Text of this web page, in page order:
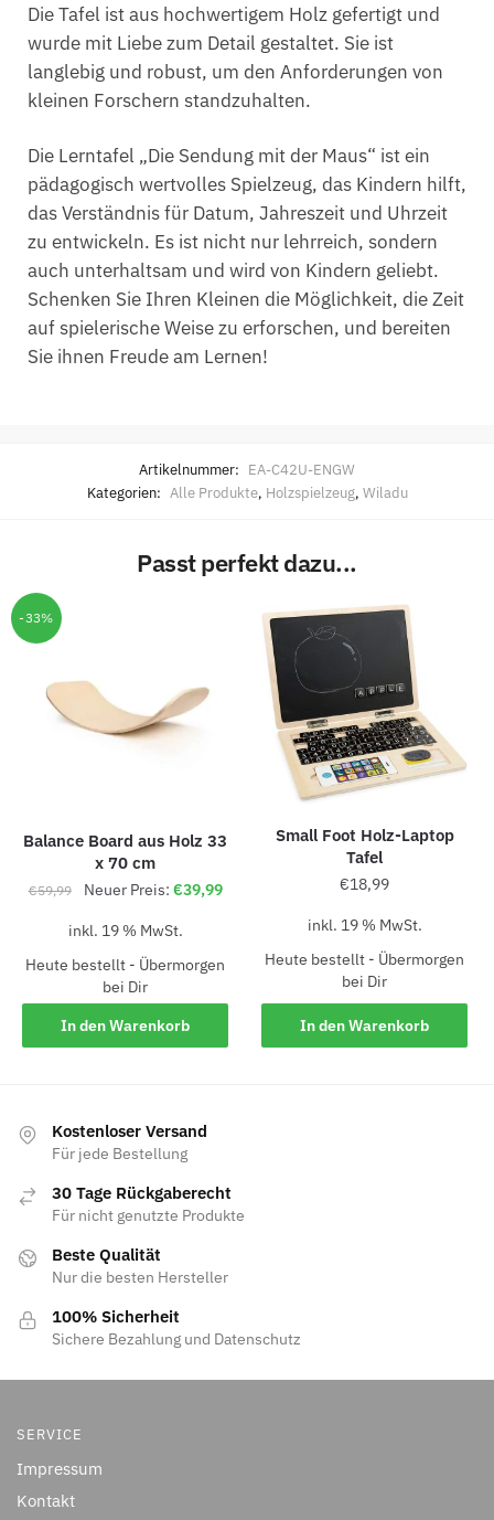
Die Tafel ist aus hochwertigem Holz gefertigt und
wurde mit Liebe zum Detail gestaltet. Sie ist
langlebig und robust, um den Anforderungen von
kleinen Forschern standzuhalten.
Die Lerntafel „Die Sendung mit der Maus“ ist ein
pädagogisch wertvolles Spielzeug, das Kindern hilft,
das Verständnis für Datum, Jahreszeit und Uhrzeit
zu entwickeln. Es ist nicht nur lehrreich, sondern
auch unterhaltsam und wird von Kindern geliebt.
Schenken Sie Ihren Kleinen die Möglichkeit, die Zeit
auf spielerische Weise zu erforschen, und bereiten
Sie ihnen Freude am Lernen!
Artikelnummer: EA-C42U-ENGW
Kategorien: Alle Produkte, Holzspielzeug, Wiladu
Passt perfekt dazu...
-33%
Balance Board aus Holz 33
x 70 cm
€59,99 Neuer Preis: €39,99
inkl. 19 % MwSt.
Heute bestellt - Übermorgen
bei Dir
In den Warenkorb
Small Foot Holz-Laptop
Tafel
€18,99
inkl. 19 % MwSt.
Heute bestellt - Übermorgen
bei Dir
In den Warenkorb
Kostenloser Versand
Für jede Bestellung
30 Tage Rückgaberecht
Für nicht genutzte Produkte
Beste Qualität
Nur die besten Hersteller
100% Sicherheit
Sichere Bezahlung und Datenschutz
SERVICE
Impressum
Kontakt